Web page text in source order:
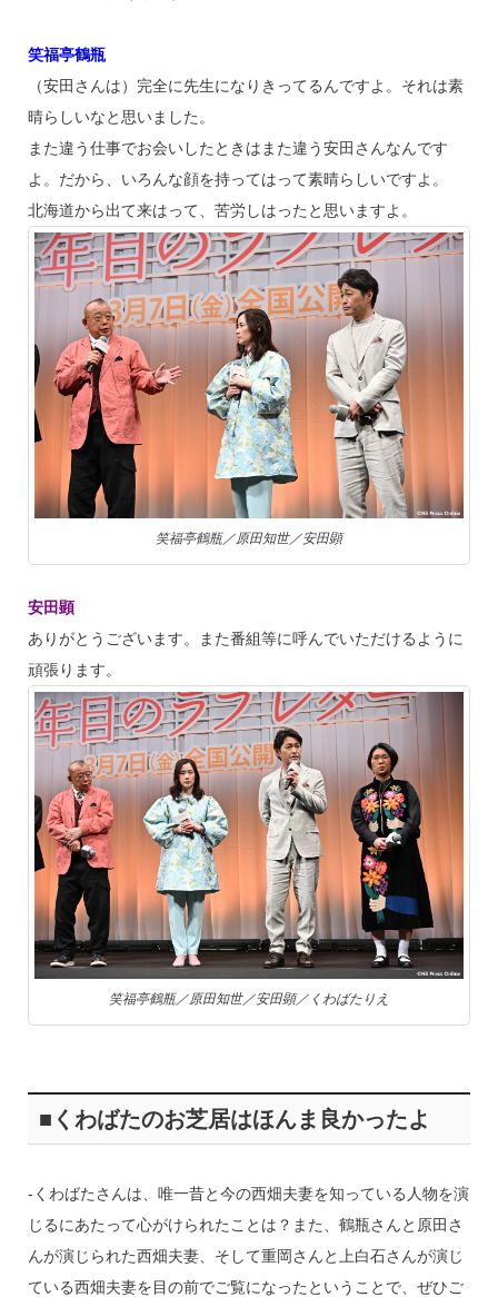
笑福亭鶴瓶
（安田さんは）完全に先生になりきってるんですよ。それは素
晴らしいなと思いました。
また違う仕事でお会いしたときはまた違う安田さんなんです
よ。だから、いろんな顔を持ってはって素晴らしいですよ。
北海道から出て来はって、苦労しはったと思いますよ。
笑福亭鶴瓶／原田知世／安田顕
安田顕
ありがとうございます。また番組等に呼んでいただけるように
頑張ります。
笑福亭鶴瓶／原田知世／安田顕／くわばたりえ
■くわばたのお芝居はほんま良かったよ
‐くわばたさんは、唯一昔と今の西畑夫妻を知っている人物を演
じるにあたって心がけられたことは？また、鶴瓶さんと原田さ
んが演じられた西畑夫妻、そして重岡さんと上白石さんが演じ
ている西畑夫妻を目の前でご覧になったということで、ぜひご